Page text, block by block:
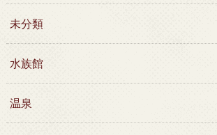
未分類
水族館
温泉